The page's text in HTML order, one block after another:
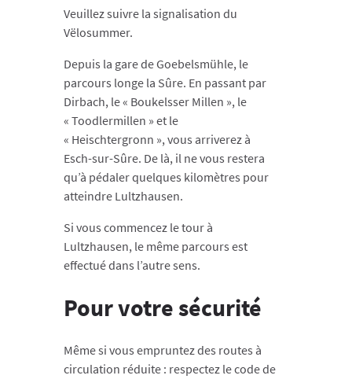
Veuillez suivre la signalisation du
Vëlosummer.
Depuis la gare de Goebelsmühle, le
parcours longe la Sûre. En passant par
Dirbach, le « Boukelsser Millen », le
« Toodlermillen » et le
« Heischtergronn », vous arriverez à
Esch-sur-Sûre. De là, il ne vous restera
qu’à pédaler quelques kilomètres pour
atteindre Lultzhausen.
Si vous commencez le tour à
Lultzhausen, le même parcours est
effectué dans l’autre sens.
Pour votre sécurité
Même si vous empruntez des routes à
circulation réduite : respectez le code de